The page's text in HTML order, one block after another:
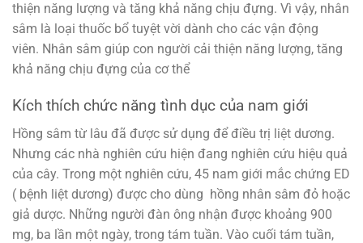
thiện năng lượng và tăng khả năng chịu đựng. Vì vậy, nhân
sâm là loại thuốc bổ tuyệt vời dành cho các vận động
viên. Nhân sâm giúp con người cải thiện năng lượng, tăng
khả năng chịu đựng của cơ thể
Kích thích chức năng tình dục của nam giới
Hồng sâm từ lâu đã được sử dụng để điều trị liệt dương.
Nhưng các nhà nghiên cứu hiện đang nghiên cứu hiệu quả
của cây. Trong một nghiên cứu, 45 nam giới mắc chứng ED
( bệnh liệt dương) được cho dùng hồng nhân sâm đỏ hoặc
giả dược. Những người đàn ông nhận được khoảng 900
mg, ba lần một ngày, trong tám tuần. Vào cuối tám tuần,